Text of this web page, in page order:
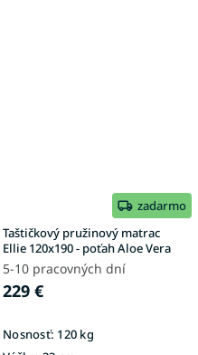
zadarmo
Taštičkový pružinový matrac
Ellie 120x190 - poťah Aloe Vera
5-10 pracovných dní
229 €
Nosnosť: 120 kg